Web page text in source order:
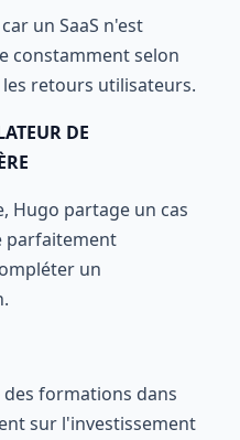
un SaaS n'est
constamment selon
retours utilisateurs.
DE
Hugo partage un cas
parfaitement
un
formations dans
sur l'investissement